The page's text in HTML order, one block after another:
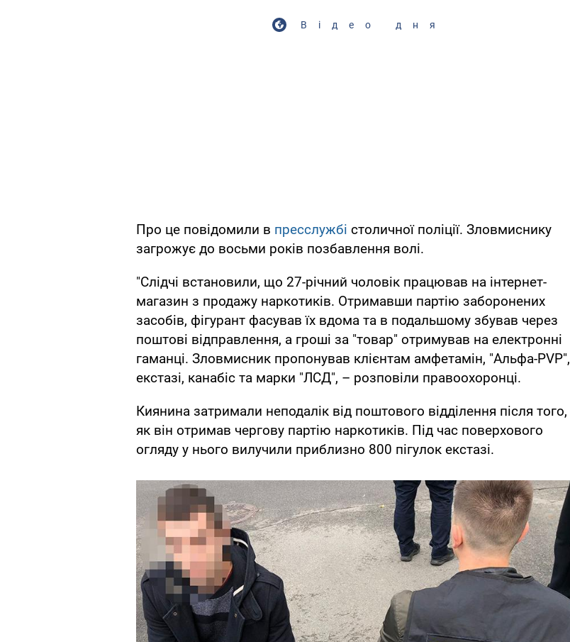
Відео дня
Про це повідомили в пресслужбі столичної поліції. Зловмиснику
загрожує до восьми років позбавлення волі.
"Слідчі встановили, що 27-річний чоловік працював на інтернет-
магазин з продажу наркотиків. Отримавши партію заборонених
засобів, фігурант фасував їх вдома та в подальшому збував через
поштові відправлення, а гроші за "товар" отримував на електронні
гаманці. Зловмисник пропонував клієнтам амфетамін, "Альфа-PVP",
екстазі, канабіс та марки "ЛСД", – розповіли правоохоронці.
Киянина затримали неподалік від поштового відділення після того,
як він отримав чергову партію наркотиків. Під час поверхового
огляду у нього вилучили приблизно 800 пігулок екстазі.